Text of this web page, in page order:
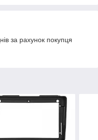
за рахунок покупця